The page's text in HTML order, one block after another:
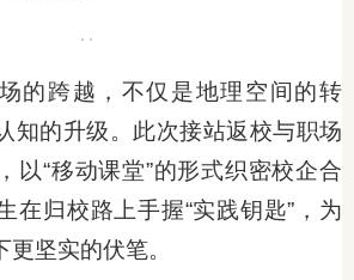
的跨越，不仅是地理空间的转
知的升级。此次接站返校与职场
以“移动课堂”的形式织密校企合
在归校路上手握“实践钥匙”，为
坚实的伏笔。